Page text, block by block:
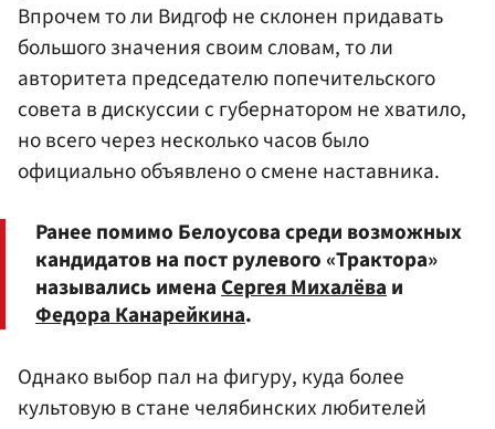
Впрочем то ли Видгоф не склонен придавать
большого значения своим словам, то ли
авторитета председателю попечительского
совета в дискуссии с губернатором не хватило,
но всего через несколько часов было
официально объявлено о смене наставника.
Ранее помимо Белоусова среди возможных
кандидатов на пост рулевого «Трактора»
назывались именаСергея Михалёваи
Федора Канарейкина.
Однако выбор пал на фигуру, куда более
культовую в стане челябинских любителей